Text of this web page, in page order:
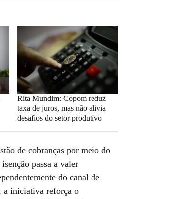
Rita Mundim: Copom reduz
taxa de juros, mas não alivia
desafios do setor produtivo
de cobranças por meio do
passa a valer
do canal de
a iniciativa reforça o